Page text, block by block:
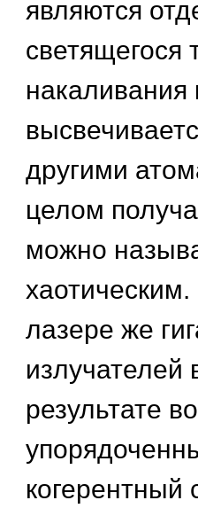
являются
светящегося
другими
целом
можно
лазере же
излучателей
результате
когерентный